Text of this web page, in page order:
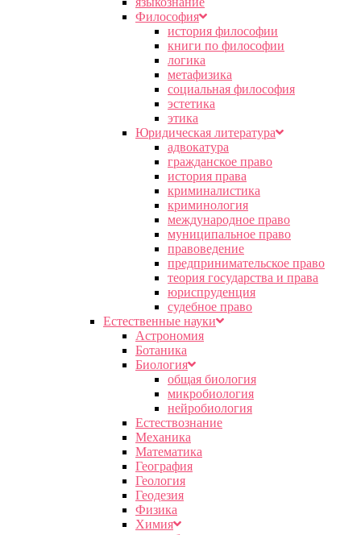
Философия
история философии
книги по философии
логика
метафизика
социальная философия
эстетика
этика
Юридическая литература
адвокатура
гражданское право
история права
криминалистика
криминология
международное право
муниципальное право
правоведение
предпринимательское право
теория государства и права
юриспруденция
судебное право
Естественные науки
Астрономия
Ботаника
Биология
общая биология
микробиология
нейробиология
Естествознание
Механика
Математика
География
Геология
Геодезия
Физика
Химия